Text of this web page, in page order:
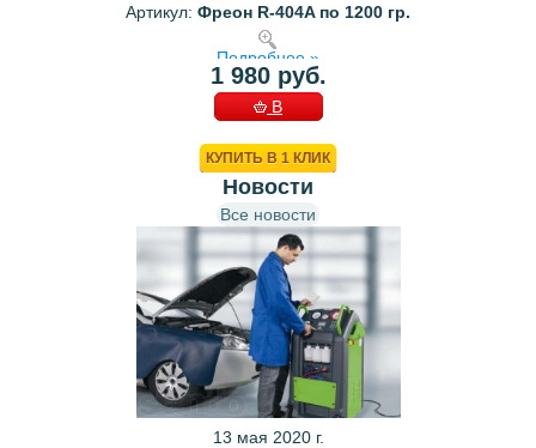
Артикул: Фреон R-404A по 1200 гр.
Подробнее »
1 980 руб.
В
КУПИТЬ В 1 КЛИК
Новости
Все новости
13 мая 2020 г.